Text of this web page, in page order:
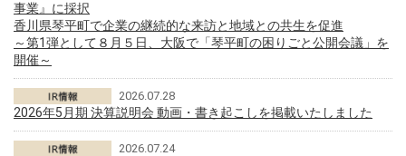
事業』に採択
香川県琴平町で企業の継続的な来訪と地域との共生を促進
～第1弾として８月５日、大阪で「琴平町の困りごと公開会議」を
開催～
2026.07.28
2026年5月期 決算説明会 動画・書き起こしを掲載いたしました
2026.07.24